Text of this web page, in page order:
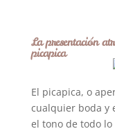
La presentación
picapica
El picapica, o
cualquier boda y
el tono de todo